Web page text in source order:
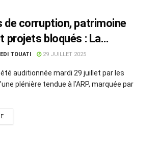
de corruption, patrimoine
projets bloqués : La
la Culture sur la sellette à
TOUATI 29 JUILLET 2025
auditionnée mardi 29 juillet par les
plénière tendue à l’ARP, marquée par